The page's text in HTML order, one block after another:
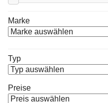
Marke
Typ
Preise